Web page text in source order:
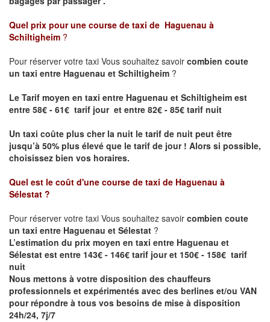
Quel prix pour une course de taxi de Haguenau à
Schiltigheim ?
Pour réserver votre taxi Vous souhaitez savoir combien coute
un taxi entre Haguenau et Schiltigheim ?
Le Tarif moyen en taxi entre Haguenau et Schiltigheim est
entre 58€ - 61€ tarif jour et entre 82€ - 85€ tarif nuit
Un taxi coûte plus cher la nuit le tarif de nuit peut être
jusqu’à 50% plus élevé que le tarif de jour ! Alors si possible,
choisissez bien vos horaires.
Quel est le coût d'une course de taxi de Haguenau à
Sélestat ?
Pour réserver votre taxi Vous souhaitez savoir combien coute
un taxi entre Haguenau et Sélestat ?
L’estimation du prix moyen en taxi entre Haguenau et
Sélestat est entre 143€ - 146€ tarif jour et 150€ - 158€ tarif
nuit
Nous mettons à votre disposition des chauffeurs
professionnels et expérimentés avec des berlines et/ou VAN
pour répondre à tous vos besoins de mise à disposition
24h/24, 7j/7